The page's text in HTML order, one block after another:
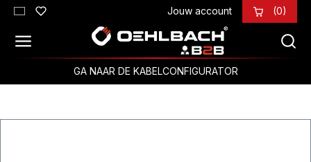
Ga naar de hoofdinhoud Jouw account (0)
GA NAAR DE KABELCONFIGURATOR